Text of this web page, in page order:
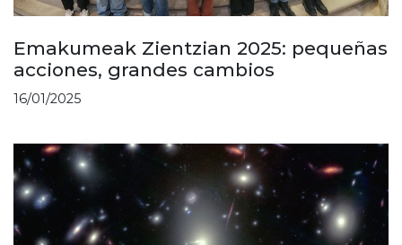
Emakumeak Zientzian 2025: pequeñas
acciones, grandes cambios
16/01/2025